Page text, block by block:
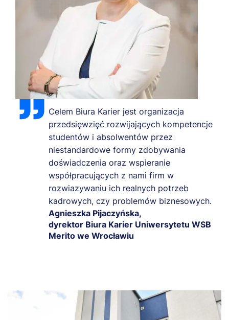
Celem Biura Karier jest organizacja
przedsięwzięć rozwijających kompetencje
studentów i absolwentów przez
niestandardowe formy zdobywania
doświadczenia oraz wspieranie
współpracujących z nami firm w
rozwiazywaniu ich realnych potrzeb
kadrowych, czy problemów biznesowych.
Agnieszka Pijaczyńska,
dyrektor Biura Karier Uniwersytetu WSB
Merito we Wrocławiu